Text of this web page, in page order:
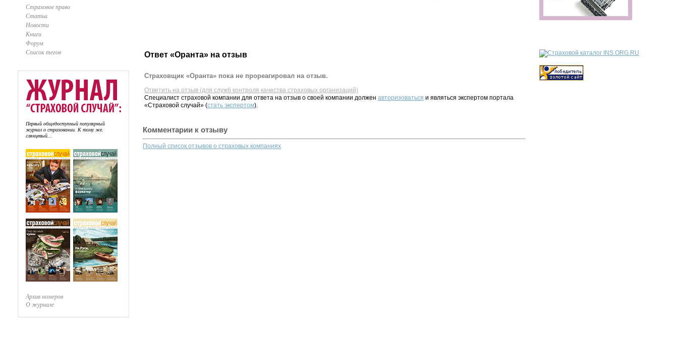
Страховое право
Статьи
Новости
Книги
Форум
Список тегов
Первый общедоступный популярный
журнал о страховании. К тому же,
глянцевый...
Архив номеров
О журнале
Ответ «Оранта» на отзыв
Страховщик «Оранта» пока не прореагировал на отзыв.
Ответить на отзыв (для служб контроля качества страховых организаций)
Специалист страховой компании для ответа на отзыв о своей компании должен авторизоваться и являться экспертом портала
«Страховой случай» (стать экспертом).
Комментарии к отзыву
Полный список отзывов о страховых компаниях